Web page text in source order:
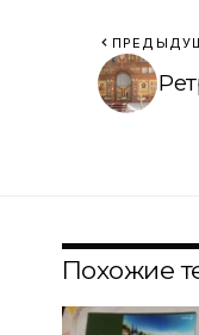
Похожие